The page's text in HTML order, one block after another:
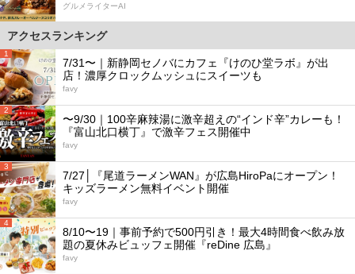
グルメライターAI
アクセスランキング
1
7/31〜｜新静岡セノバにカフェ『けのひ堂ラボ』が出
店！濃厚クロックムッシュにスイーツも
favy
2
〜9/30｜100辛麻辣湯に激辛超えの“インド辛”カレーも！
『富山北口横丁』で激辛フェス開催中
favy
3
7/27│『尾道ラーメンWAN』が広島HiroPaにオープン！
キッズラーメン無料イベント開催
favy
4
8/10〜19｜事前予約で500円引き！最大4時間食べ飲み放
題の夏休みビュッフェ開催『reDine 広島』
favy